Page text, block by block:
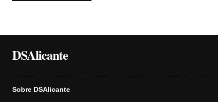
DSAlicante
Sobre DSAlicante